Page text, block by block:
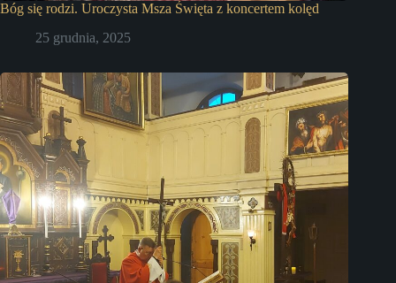
Bóg się rodzi. Uroczysta Msza Święta z koncertem kolęd
25 grudnia, 2025